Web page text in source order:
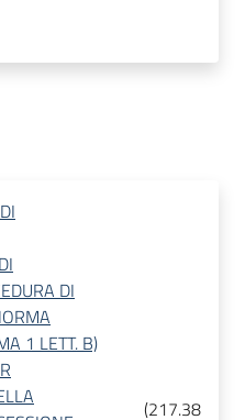
DI
1 LETT. B)
(217.38